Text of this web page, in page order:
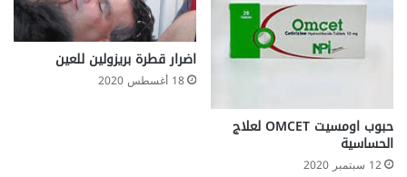
حبوب اومسيت OMCET لعلاج
الحساسية
12 سبتمبر 2020
اضرار قطرة بريزولين للعين
18 أغسطس 2020